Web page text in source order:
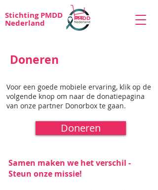
Stichting PMDD
Nederland
Doneren
Voor een goede mobiele ervaring, klik op de
volgende knop om naar de donatiepagina
van onze partner Donorbox te gaan.
Doneren
Samen maken we het verschil -
Steun onze missie!